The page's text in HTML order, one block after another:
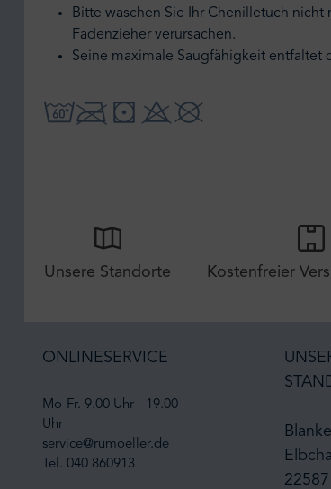
Bitte waschen Sie Ihr Chenilletuch
Fadenzieher verursachen.
Seine maximale Saugfähigkeit entfaltet
Unsere Standorte Kostenfreier
ONLINESERVICE
Mo-Fr. 9.00 Uhr - 19.00
Uhr
service@rumoeller.de
Tel. 040 860913